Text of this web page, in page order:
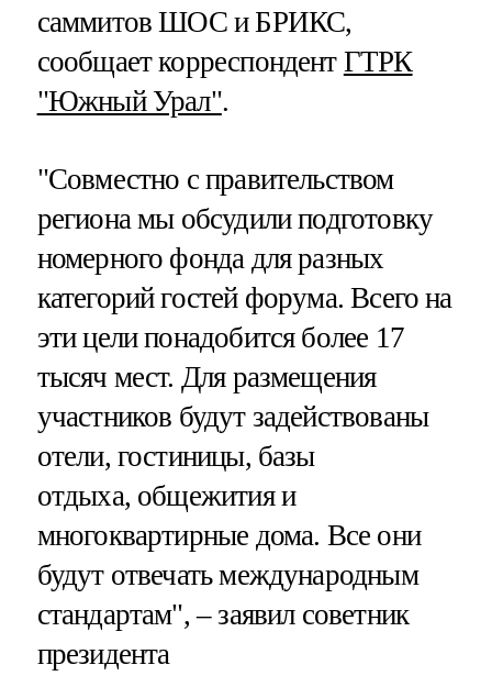
саммитов ШОС и БРИКС,
сообщает корреспондент ГТРК
"Южный Урал".
"Совместно с правительством
региона мы обсудили подготовку
номерного фонда для разных
категорий гостей форума. Всего на
эти цели понадобится более 17
тысяч мест. Для размещения
участников будут задействованы
отели, гостиницы, базы
отдыха, общежития и
многоквартирные дома. Все они
будут отвечать международным
стандартам", – заявил советник
президента